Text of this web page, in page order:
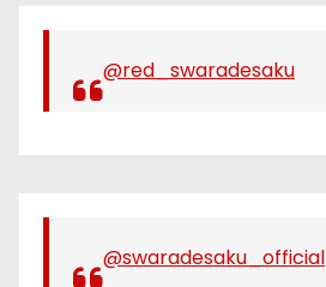
@red_swaradesaku
@swaradesaku_official